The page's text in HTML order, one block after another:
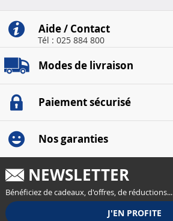
Aide / Contact
Tél : 025 884 800
Modes de livraison
Paiement sécurisé
Nos garanties
NEWSLETTER
Bénéficiez de cadeaux, d'offres, de réductions...